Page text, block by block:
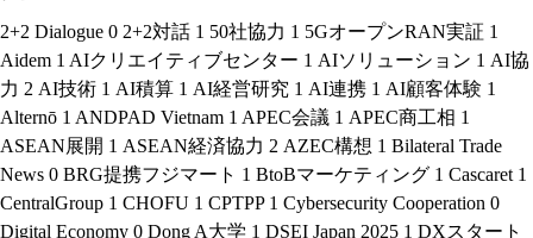
2+2 Dialogue 0 2+2対話 1 50社協力 1 5GオープンRAN実証 1
Aidem 1 AIクリエイティブセンター 1 AIソリューション 1 AI協
力 2 AI技術 1 AI積算 1 AI経営研究 1 AI連携 1 AI顧客体験 1
Alternō 1 ANDPAD Vietnam 1 APEC会議 1 APEC商工相 1
ASEAN展開 1 ASEAN経済協力 2 AZEC構想 1 Bilateral Trade
News 0 BRG提携フジマート 1 BtoBマーケティング 1 Cascaret 1
CentralGroup 1 CHOFU 1 CPTPP 1 Cybersecurity Cooperation 0
Digital Economy 0 Dong A大学 1 DSEI Japan 2025 1 DXスタート